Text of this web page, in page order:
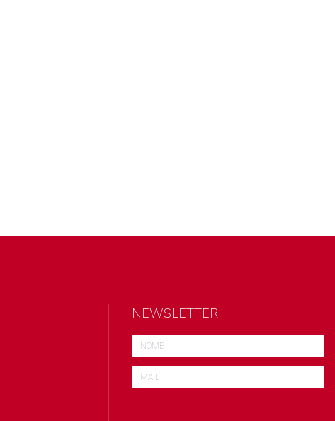
NEWSLETTER